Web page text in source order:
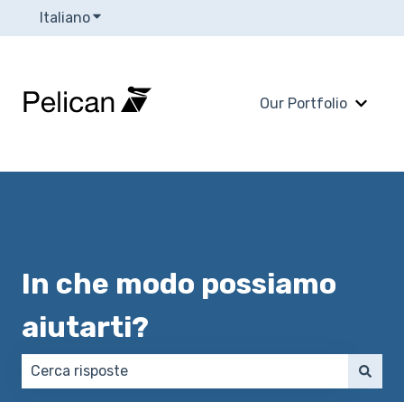
ItalianoMostra sottomenu per le traduzioni
Our Portfolio
In che modo possiamo
aiutarti?